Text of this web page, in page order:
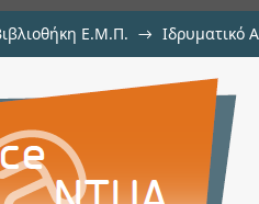
Ε.Μ.Π. → Ιδρυματικό
μαγνητών